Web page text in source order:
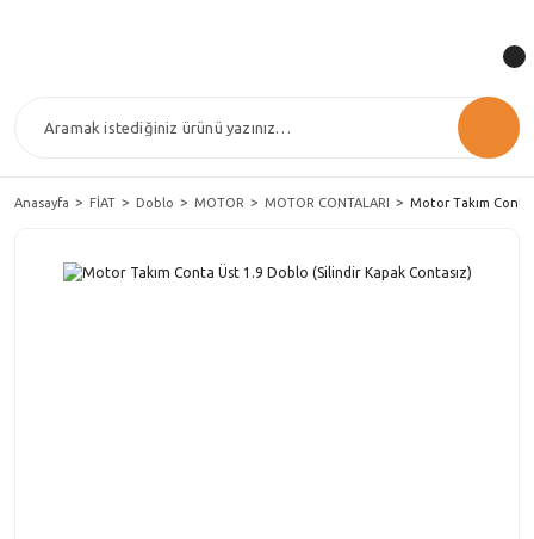
Anasayfa FİAT Doblo MOTOR MOTOR CONTALARI Motor Takım